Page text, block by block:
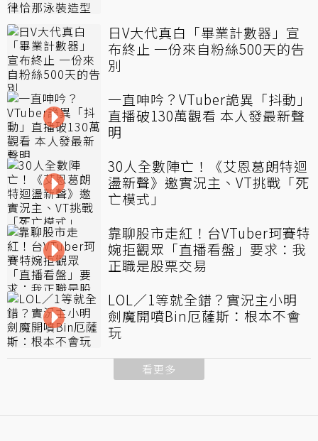
日V大代真白「畢業計數器」宣
布終止 一份來自粉絲500天的告
別
一直呻吟？VTuber詭異「抖動」
直播破130萬觀看 本人發最新聲
明
30人全數陣亡！《艾恩葛朗特迴
盪新聲》邀實況主、VT挑戰「死
亡模式」
靠聊股市走紅！台VTuber珂賽特
婉拒觀眾「直播看盤」要求：我
正職是股票交易
LOL／1等就全錯？實況主小明
劍魔開噴Bin厄薩斯：根本不會
玩
看更多